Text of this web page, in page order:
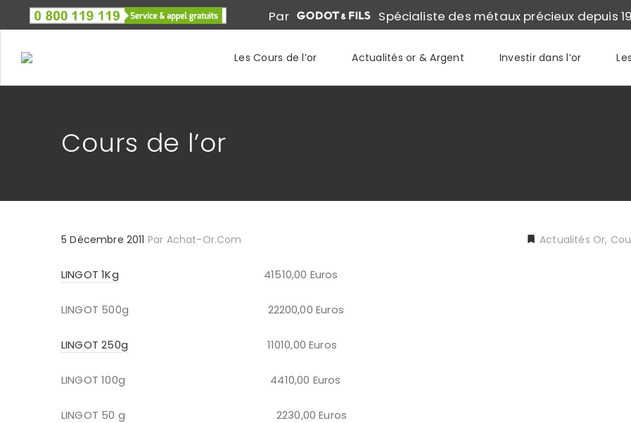
Par Spécialiste des métaux précieux depuis
Les Cours de l’or Actualités or & Argent Investir dans l’or
Cours de l’or
5 Décembre 2011 Par Achat-Or.com Actualités Or,
LINGOT 1Kg 41510,00 Euros
LINGOT 500g 22200,00 Euros
LINGOT 250g 11010,00 Euros
LINGOT 100g 4410,00 Euros
LINGOT 50 g 2230,00 Euros